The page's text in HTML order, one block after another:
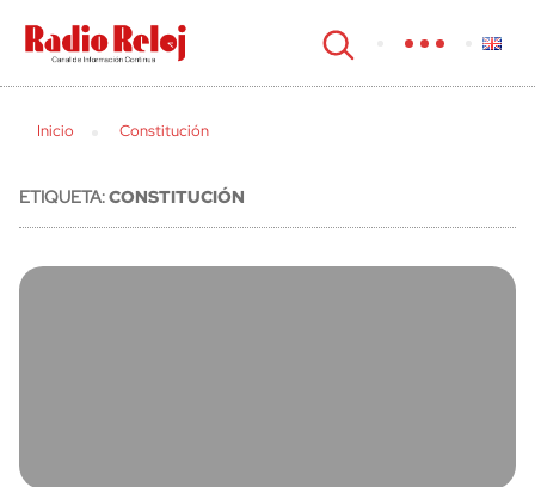
cerrar
Inicio Constitución
ETIQUETA:CONSTITUCIÓN